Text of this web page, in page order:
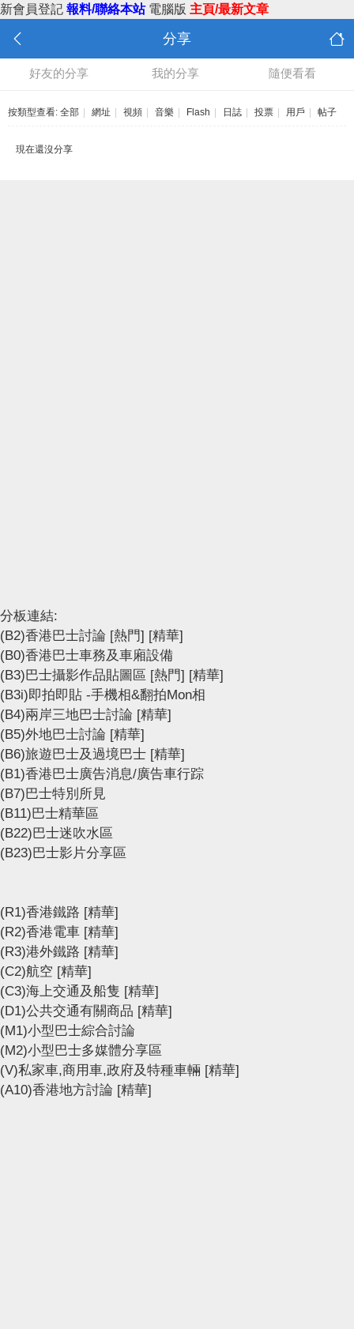
新會員登記 報料/聯絡本站 電腦版 主頁/最新文章
分享
好友的分享 我的分享 隨便看看
按類型查看: 全部 網址 視頻 音樂 Flash 日誌 投票 用戶 帖子
現在還沒分享
分板連結:
(B2)香港巴士討論 [熱門] [精華]
(B0)香港巴士車務及車廂設備
(B3)巴士攝影作品貼圖區 [熱門] [精華]
(B3i)即拍即貼 -手機相&翻拍Mon相
(B4)兩岸三地巴士討論 [精華]
(B5)外地巴士討論 [精華]
(B6)旅遊巴士及過境巴士 [精華]
(B1)香港巴士廣告消息/廣告車行踪
(B7)巴士特別所見
(B11)巴士精華區
(B22)巴士迷吹水區
(B23)巴士影片分享區
(R1)香港鐵路 [精華]
(R2)香港電車 [精華]
(R3)港外鐵路 [精華]
(C2)航空 [精華]
(C3)海上交通及船隻 [精華]
(D1)公共交通有關商品 [精華]
(M1)小型巴士綜合討論
(M2)小型巴士多媒體分享區
(V)私家車,商用車,政府及特種車輛 [精華]
(A10)香港地方討論 [精華]